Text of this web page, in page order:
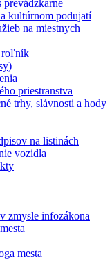
prevádzkarne
kultúrnom podujatí
na miestnych
roľník
priestranstva
trhy, slávnosti a hody
na listinách
vozidla
zmysle infozákona
mesta